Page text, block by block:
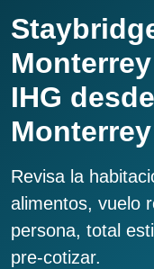
IHG
Monterrey
Revisa la
alimentos, vuelo
persona, total
pre-cotizar.